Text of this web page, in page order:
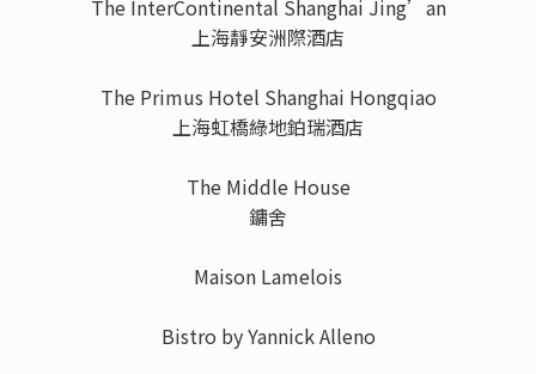
The InterContinental Shanghai Jing’an
上海靜安洲際酒店
The Primus Hotel Shanghai Hongqiao
上海虹橋綠地鉑瑞酒店
The Middle House
鏞舍
Maison Lamelois
Bistro by Yannick Alleno